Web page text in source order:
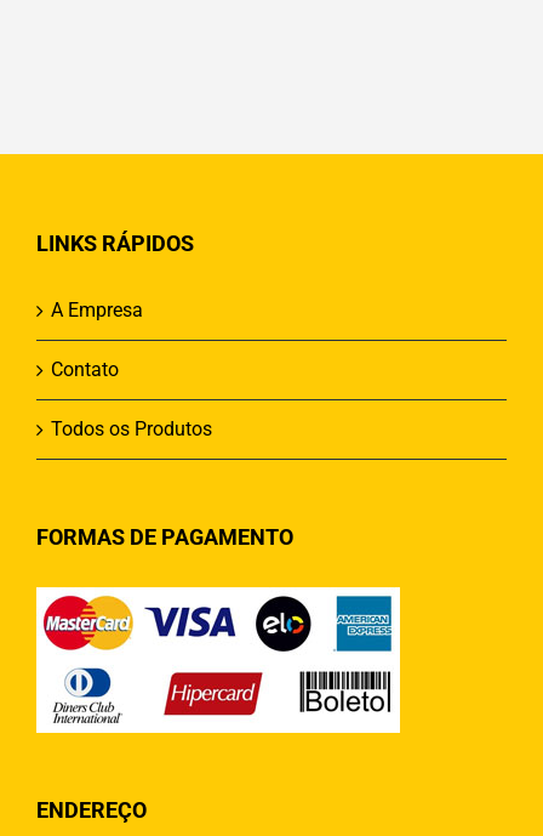
LINKS RÁPIDOS
A Empresa
Contato
Todos os Produtos
FORMAS DE PAGAMENTO
ENDEREÇO